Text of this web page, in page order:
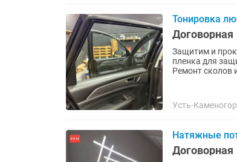
Тонировка
Договорная
Защитим и прокачаем ваш
пленка для
Ремонт сколов
Усть-
Натяжные
Договорная